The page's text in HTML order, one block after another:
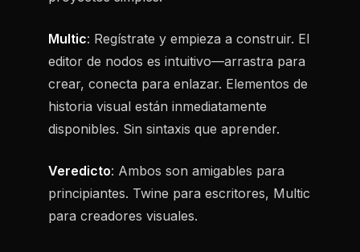
Multic: Regístrate y empieza a construir. El
editor de nodos es intuitivo—arrastra para
crear, conecta para enlazar. Elementos de
historia visual están inmediatamente
disponibles. Sin sintaxis que aprender.
Veredicto: Ambos son amigables para
principiantes. Twine para escritores, Multic
para creadores visuales.